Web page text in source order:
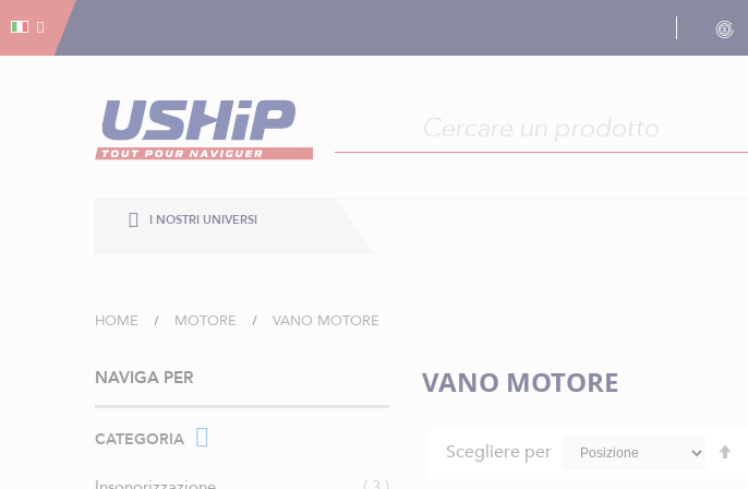
I NOSTRI UNIVERSI
HOME MOTORE VANO MOTORE
VANO MOTORE
Scegliere per
NAVIGA PER
CATEGORIA
Gestion dei cookies
Gestion dei cookies